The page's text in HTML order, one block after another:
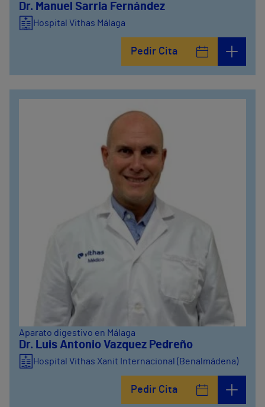
Dr. Manuel Sarria Fernández
Hospital Vithas Málaga
Pedir Cita
Aparato digestivo en Málaga
Dr. Luis Antonio Vazquez Pedreño
Hospital Vithas Xanit Internacional (Benalmádena)
Pedir Cita